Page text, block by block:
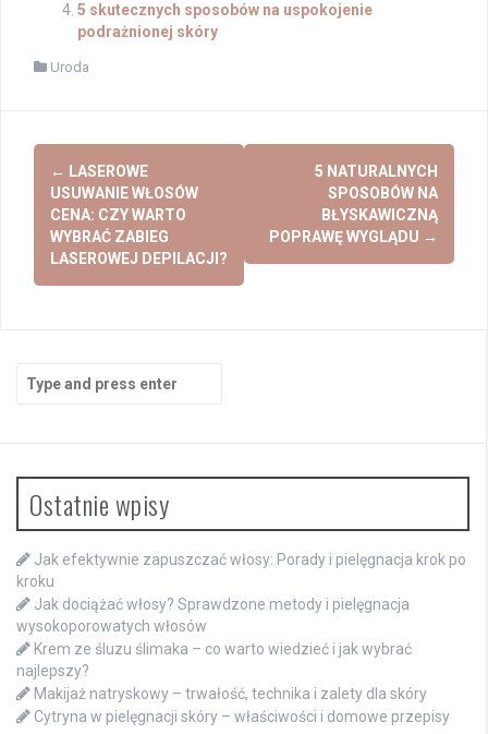
5 skutecznych sposobów na uspokojenie
podrażnionej skóry
Uroda
Post
navigation
← LASEROWE
USUWANIE WŁOSÓW
CENA: CZY WARTO
WYBRAĆ ZABIEG
LASEROWEJ DEPILACJI?
5 NATURALNYCH
SPOSOBÓW NA
BŁYSKAWICZNĄ
POPRAWĘ WYGLĄDU →
Search
for:
Ostatnie wpisy
Jak efektywnie zapuszczać włosy: Porady i pielęgnacja krok po
kroku
Jak dociążać włosy? Sprawdzone metody i pielęgnacja
wysokoporowatych włosów
Krem ze śluzu ślimaka – co warto wiedzieć i jak wybrać
najlepszy?
Makijaż natryskowy – trwałość, technika i zalety dla skóry
Cytryna w pielęgnacji skóry – właściwości i domowe przepisy